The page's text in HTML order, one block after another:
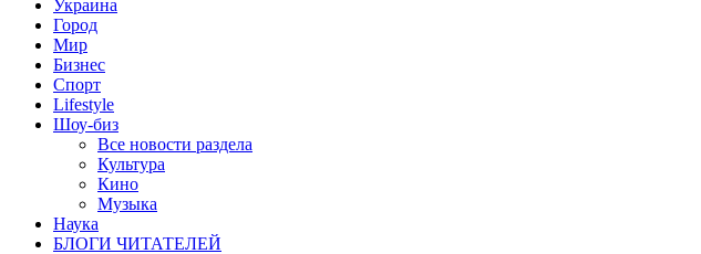
Украина
Город
Мир
Бизнес
Спорт
Lifestyle
Шоу-биз
Все новости раздела
Культура
Кино
Музыка
Наука
БЛОГИ ЧИТАТЕЛЕЙ